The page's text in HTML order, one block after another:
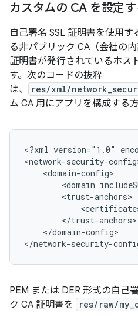
カスタムの CA を設定
自己署名 SSL 証明書を使用
る非パブリック CA（会社の
証明書が発行されているホス
す。次のコードの抜粋
は、
res/xml/
ム CA 用にアプリを構成する
<?xml version="1.0"
<domain
</domain-config>
</network-security-
PEM または DER 形式の自己
ク CA 証明書を
res/raw/